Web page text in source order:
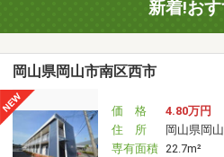
新着!お
岡山県岡山市南区西市
価 格
4.80万円
住 所
岡山県岡
専有面積 22.7m²